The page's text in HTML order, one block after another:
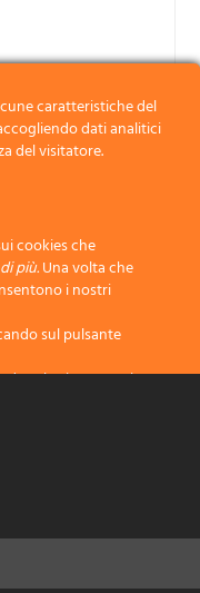
caratteristiche del
dati analitici
del visitatore.
cookies che
più.Una volta che
i nostri
sul pulsante
selettivamente i